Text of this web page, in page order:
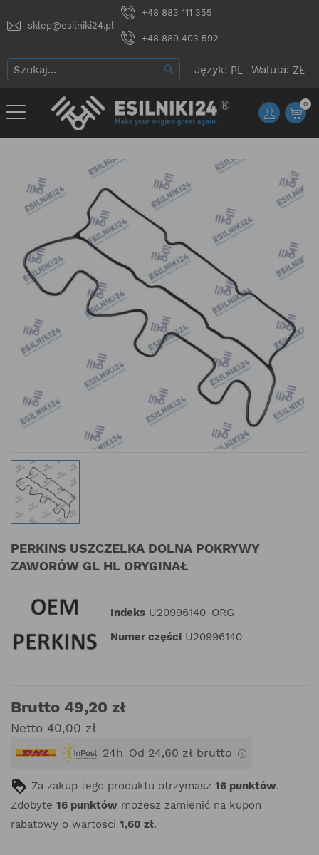
sklep@esilniki24.pl
+48 883 111 355
+48 889 403 592
Język: Waluta:
0
PERKINS USZCZELKA DOLNA POKRYWY
ZAWORÓW GL HL ORYGINAŁ
Indeks U20996140-ORG
Numer części U20996140
Brutto 49,20 zł
Netto 40,00 zł
24h Od 24,60 zł brutto
Za zakup tego produktu otrzymasz 16 punktów.
Zdobyte 16 punktów możesz zamienić na kupon
rabatowy o wartości 1,60 zł.